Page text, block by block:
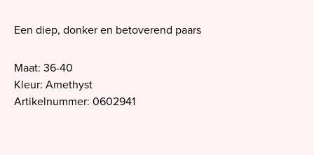
Een diep, donker en betoverend paars
Maat: 36-40
Kleur: Amethyst
Artikelnummer: 0602941